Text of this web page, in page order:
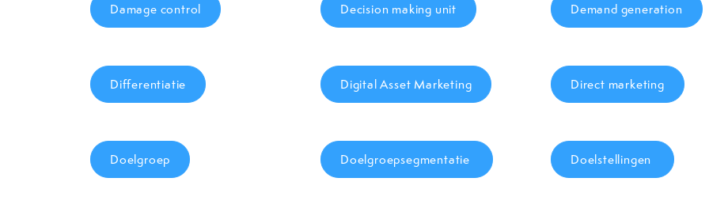
Damage control Decision making unit Demand generation
Differentiatie Digital Asset Marketing Direct marketing
Doelgroep Doelgroepsegmentatie Doelstellingen